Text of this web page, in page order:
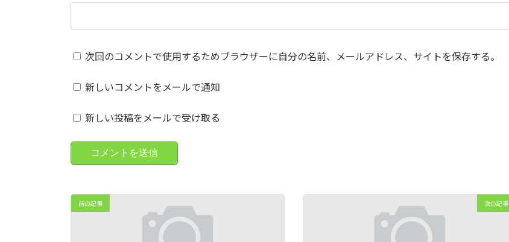
次回のコメントで使用するためブラウザーに自分の名前、メールアドレス、サイトを保存する。
新しいコメントをメールで通知
新しい投稿をメールで受け取る
前の記事 次の記事